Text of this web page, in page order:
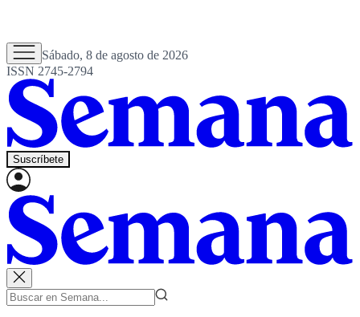
Sábado, 8 de agosto de 2026
ISSN 2745-2794
Suscríbete